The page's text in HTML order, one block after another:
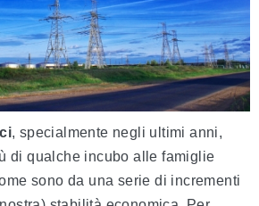
, specialmente negli ultimi anni,
di qualche incubo alle famiglie
sono da una serie di incrementi